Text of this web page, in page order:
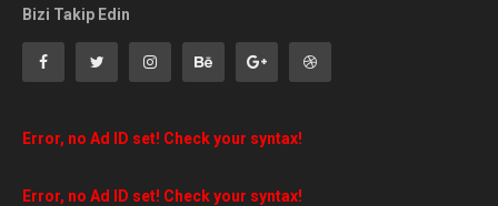
Bizi Takip Edin
Error, no Ad ID set! Check your syntax!
Error, no Ad ID set! Check your syntax!